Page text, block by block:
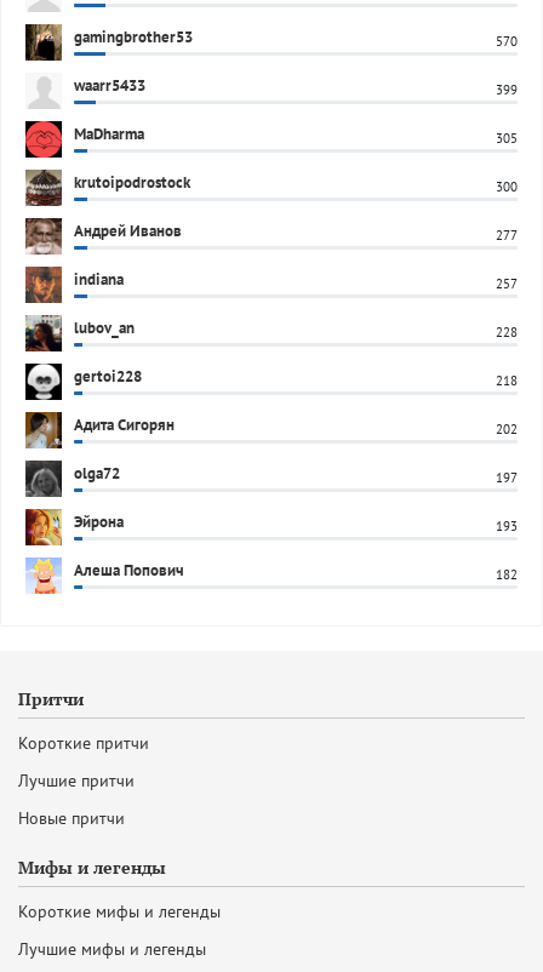
gamingbrother53 570
waarr5433 399
MaDharma 305
krutoipodrostock 300
Андрей Иванов 277
indiana 257
lubov_an 228
gertoi228 218
Адита Сигорян 202
olga72 197
Эйрона 193
Алеша Попович 182
Притчи
Короткие притчи
Лучшие притчи
Новые притчи
Мифы и легенды
Короткие мифы и легенды
Лучшие мифы и легенды